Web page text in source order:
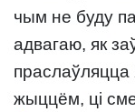
чым не буду
адвагаю, як
праслаўляцца
жыццём, ці